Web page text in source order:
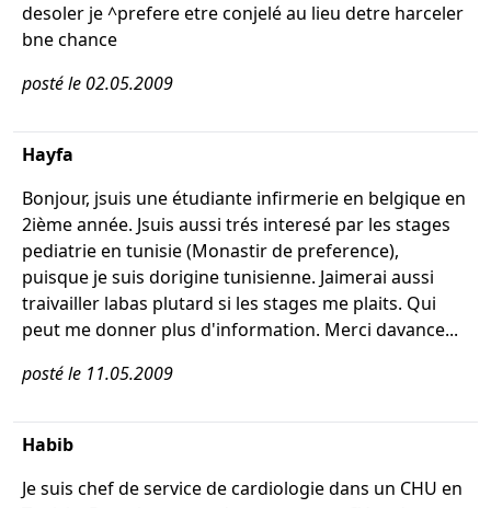
desoler je ^prefere etre conjelé au lieu detre harceler
bne chance
posté le 02.05.2009
Hayfa
Bonjour, jsuis une étudiante infirmerie en belgique en
2ième année. Jsuis aussi trés interesé par les stages
pediatrie en tunisie (Monastir de preference),
puisque je suis dorigine tunisienne. Jaimerai aussi
traivailler labas plutard si les stages me plaits. Qui
peut me donner plus d'information. Merci davance...
posté le 11.05.2009
Habib
Je suis chef de service de cardiologie dans un CHU en